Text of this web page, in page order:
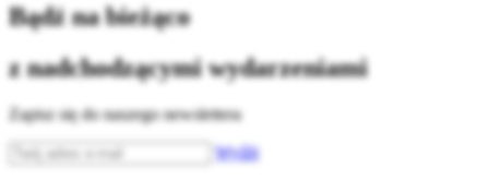
Bądź na bieżąco
z nadchodzącymi wydarzeniami
Zapisz się do naszego newslettera
Wyślij